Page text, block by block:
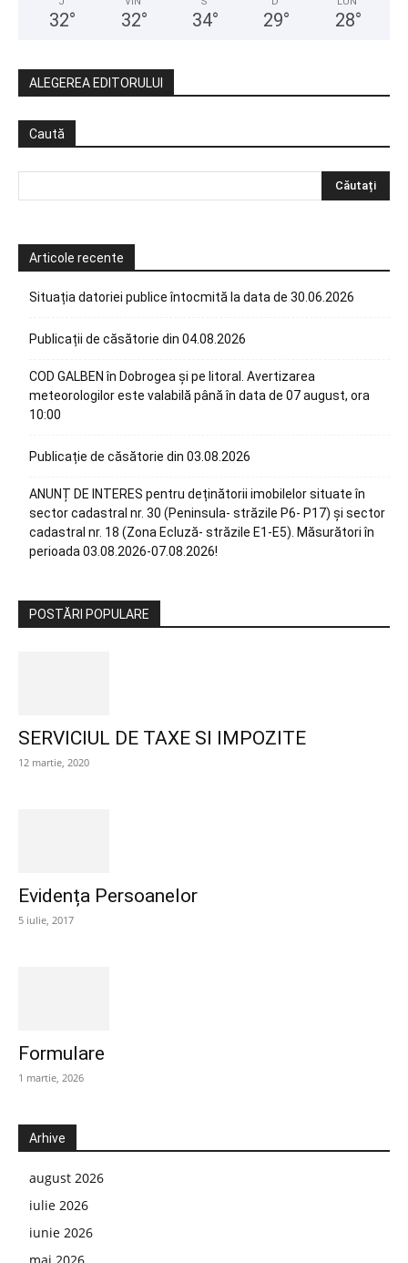
32° 32° 34° 29° 28°
ALEGEREA EDITORULUI
Caută
Articole recente
Situația datoriei publice întocmită la data de 30.06.2026
Publicații de căsătorie din 04.08.2026
COD GALBEN în Dobrogea și pe litoral. Avertizarea
meteorologilor este valabilă până în data de 07 august, ora
10:00
Publicație de căsătorie din 03.08.2026
ANUNȚ DE INTERES pentru deținătorii imobilelor situate în
sector cadastral nr. 30 (Peninsula- străzile P6- P17) și sector
cadastral nr. 18 (Zona Ecluză- străzile E1-E5). Măsurători în
perioada 03.08.2026-07.08.2026!
POSTĂRI POPULARE
SERVICIUL DE TAXE SI IMPOZITE
12 martie, 2020
Evidența Persoanelor
5 iulie, 2017
Formulare
1 martie, 2026
Arhive
august 2026
iulie 2026
iunie 2026